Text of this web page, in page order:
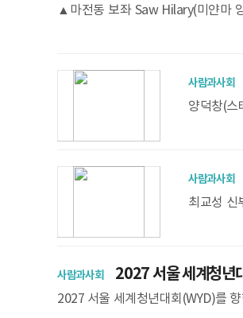
▲마전동 보좌 Saw Hilary(미얀마
사람과사회
양덕창(스
위촉됐
사람과사회[
최교성 신
0분 대전
사람과사회2027 서울 세계청년
2027 서울 세계청년대회(WYD)를